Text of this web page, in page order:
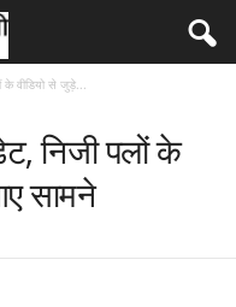
के वीडियो से जुड़े...
निजी पलों के
सामने